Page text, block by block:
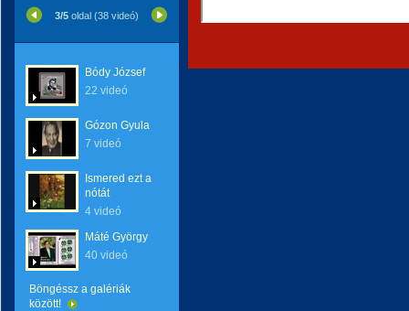
3/5 oldal (38 videó)
Bódy József
22 videó
Gózon Gyula
7 videó
Ismered ezt a
nótát
4 videó
Máté György
40 videó
Böngéssz a galériák
között!